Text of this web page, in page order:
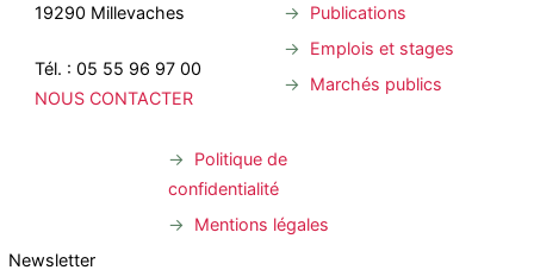
19290 Millevaches
Tél. : 05 55 96 97 00
NOUS CONTACTER
Publications
Emplois et stages
Marchés publics
Politique de
confidentialité
Mentions légales
Newsletter